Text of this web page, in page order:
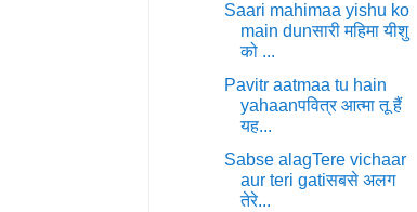
Saari mahimaa yishu ko
main dunसारी महिमा यीशु
को ...
Pavitr aatmaa tu hain
yahaanपवित्र आत्मा तू हैं
यह...
Sabse alagTere vichaar
aur teri gatiसबसे अलग
तेरे...